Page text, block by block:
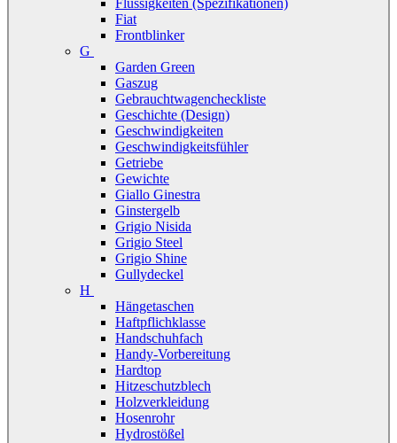
Flüssigkeiten (Spezifikationen)
Fiat
Frontblinker
G
Garden Green
Gaszug
Gebrauchtwagencheckliste
Geschichte (Design)
Geschwindigkeiten
Geschwindigkeitsfühler
Getriebe
Gewichte
Giallo Ginestra
Ginstergelb
Grigio Nisida
Grigio Steel
Grigio Shine
Gullydeckel
H
Hängetaschen
Haftpflichklasse
Handschuhfach
Handy-Vorbereitung
Hardtop
Hitzeschutzblech
Holzverkleidung
Hosenrohr
Hydrostößel